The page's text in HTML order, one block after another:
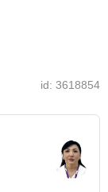
так и
id: 3618854